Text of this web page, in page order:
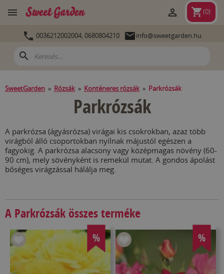
 shopping_cart(0)

 0036212002004, 0680804210 info@sweetgarden.hu
search
SweetGarden » Rózsák » Konténeres rózsák » Parkrózsák
Parkrózsák
A parkrózsa (ágyásrózsa) virágai kis csokrokban, azaz több
virágból álló csoportokban nyílnak májustól egészen a
fagyokig. A parkrózsa alacsony vagy középmagas növény (60-
90 cm), mely sövényként is remekül mutat. A gondos ápolást
bőséges virágzással hálálja meg.
A Parkrózsák összes terméke
% %